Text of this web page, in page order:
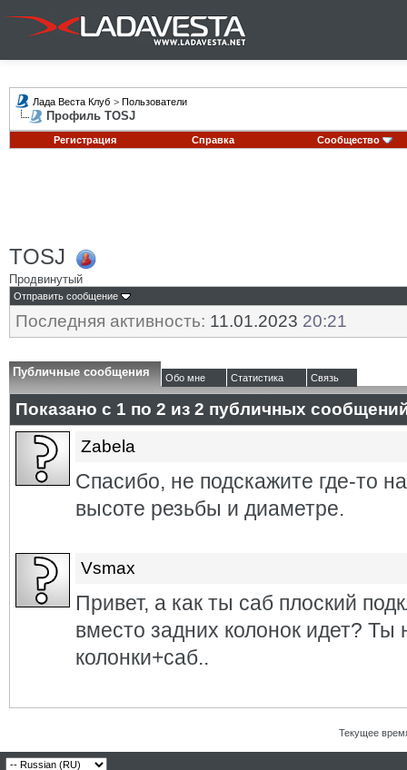
Лада Веста Клуб > Пользователи
Профиль TOSJ
Регистрация Справка Сообщество
TOSJ
Продвинутый
Отправить сообщение
Последняя активность: 11.01.2023 20:21
Публичные сообщения Обо мне Статистика Связь
Показано с 1 по 2 из 2 публичных
Zabela
Спасибо, не подскажите где-то
высоте резьбы и диаметре.
Vsmax
Привет, а как ты саб плоский
вместо задних колонок идет? Ты
колонки+саб..
Текущее